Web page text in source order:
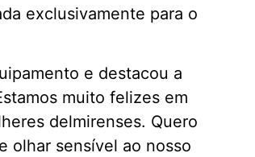
exclusivamente para o
e destacou a
muito felizes em
delmirenses. Quero
olhar sensível ao nosso